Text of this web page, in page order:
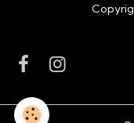
Copyright ©